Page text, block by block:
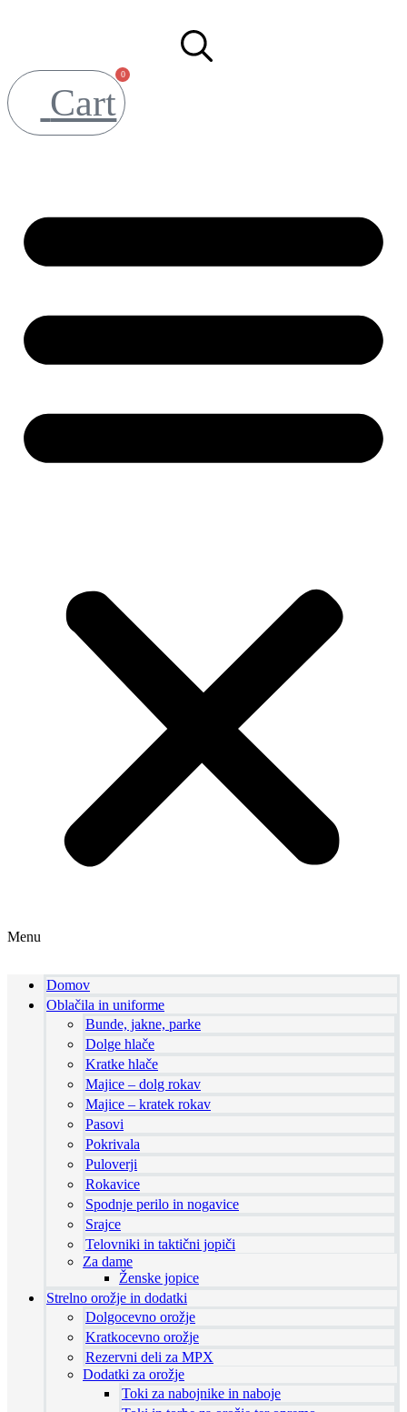
0
Cart
Menu
Domov
Oblačila in uniforme
Bunde, jakne, parke
Dolge hlače
Kratke hlače
Majice – dolg rokav
Majice – kratek rokav
Pasovi
Pokrivala
Puloverji
Rokavice
Spodnje perilo in nogavice
Srajce
Telovniki in taktični jopiči
Za dame
Ženske jopice
Strelno orožje in dodatki
Dolgocevno orožje
Kratkocevno orožje
Rezervni deli za MPX
Dodatki za orožje
Toki za nabojnike in naboje